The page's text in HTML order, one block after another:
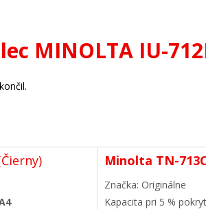
MINOLTA IU-
Minolta TN-
Značka: Originálne
Kapacita pri 5 %